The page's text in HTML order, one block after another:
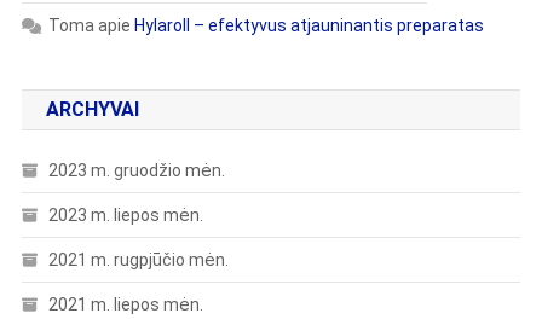
Toma apie Hylaroll – efektyvus atjauninantis preparatas
ARCHYVAI
2023 m. gruodžio mėn.
2023 m. liepos mėn.
2021 m. rugpjūčio mėn.
2021 m. liepos mėn.